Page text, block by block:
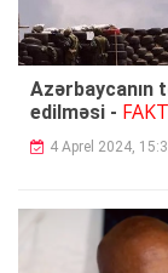
Azərbaycanın
edilməsi -
4 Aprel 2024,